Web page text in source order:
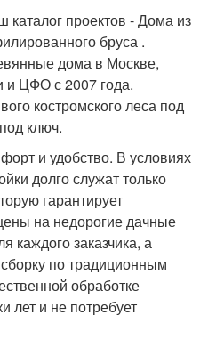
каталог проектов - Дома из
бруса .
дома в Москве,
и ЦФО с 2007 года.
костромского леса под
ключ.
и удобство. В условиях
долго служат только
гарантирует
на недорогие дачные
каждого заказчика, а
по традиционным
обработке
лет и не потребует